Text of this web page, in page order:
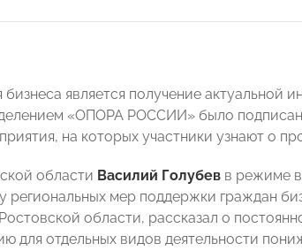
является получение актуальной
«ОПОРА РОССИИ» было
на которых участники узнают о
области Василий Голубев в режиме
региональных мер поддержки граждан
области, рассказал о
для отдельных видов деятельности